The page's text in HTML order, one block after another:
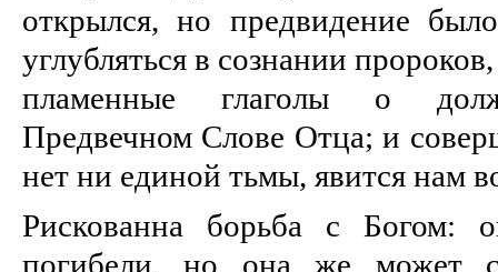
открылся, но предвидение
углубляться в сознании
пламенные глаголы о
Предвечном Слове Отца; и
нет ни единой тьмы, явится нам
Рискованна борьба с Богом:
погибели, но она же может